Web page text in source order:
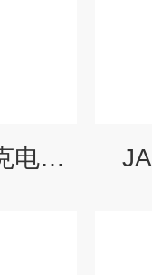
ESJ系列十万分之一克电子分析天平